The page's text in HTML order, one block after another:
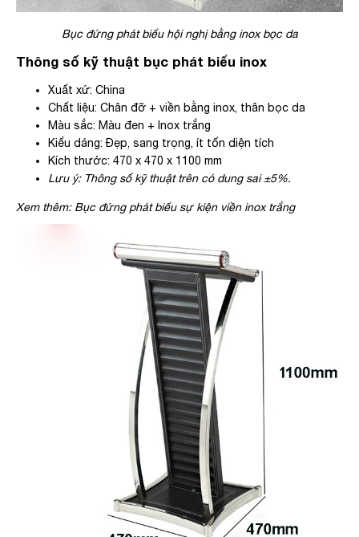
Bục đứng phát biểu hội nghị bằng inox bọc da
Thông số kỹ thuật bục phát biểu inox
Xuất xứ: China
Chất liệu: Chân đỡ + viền bằng inox, thân bọc da
Màu sắc: Màu đen + Inox trắng
Kiểu dáng: Đẹp, sang trọng, ít tốn diện tích
Kích thước: 470 x 470 x 1100 mm
Lưu ý: Thông số kỹ thuật trên có dung sai ±5%.
Xem thêm: Bục đứng phát biểu sự kiện viền inox trắng